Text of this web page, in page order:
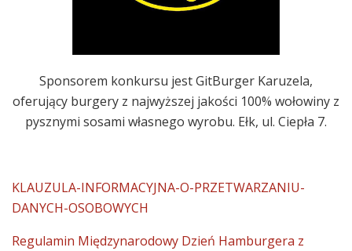
Sponsorem konkursu jest GitBurger Karuzela,
oferujący burgery z najwyższej jakości 100% wołowiny z
pysznymi sosami własnego wyrobu. Ełk, ul. Ciepła 7.
KLAUZULA-INFORMACYJNA-O-PRZETWARZANIU-
DANYCH-OSOBOWYCH
Regulamin Międzynarodowy Dzień Hamburgera z